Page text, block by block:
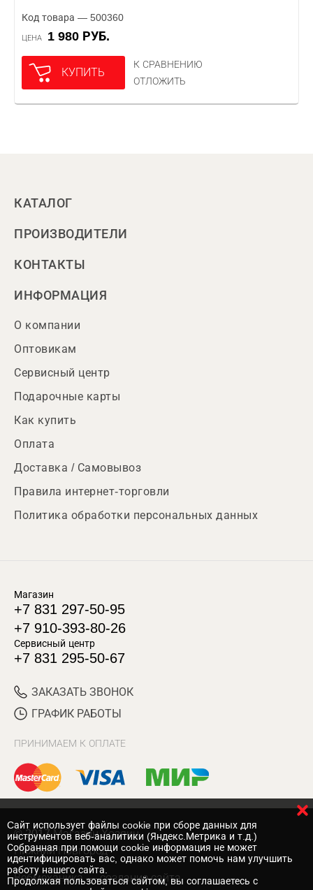
Код товара — 500360
ЦЕНА 1 980 РУБ.
КУПИТЬ
К СРАВНЕНИЮ
ОТЛОЖИТЬ
КАТАЛОГ
ПРОИЗВОДИТЕЛИ
КОНТАКТЫ
ИНФОРМАЦИЯ
О компании
Оптовикам
Сервисный центр
Подарочные карты
Как купить
Оплата
Доставка / Самовывоз
Правила интернет-торговли
Политика обработки персональных данных
Магазин
+7 831 297-50-95
+7 910-393-80-26
Сервисный центр
+7 831 295-50-67
ЗАКАЗАТЬ ЗВОНОК
ГРАФИК РАБОТЫ
ПРИНИМАЕМ К ОПЛАТЕ
© 2017 Магазин Хозяин
Нижний Новгород
Вебмеханика — создание сайта
Cайт использует файлы cookie при сборе данных для
инструментов веб-аналитики (Яндекс.Метрика и т.д.)
Собранная при помощи cookie информация не может
идентифицировать вас, однако может помочь нам улучшить
работу нашего сайта.
Продолжая пользоваться сайтом, вы соглашаетесь с